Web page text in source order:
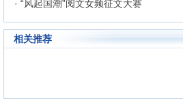
· “风起国潮”阅文女频征文大赛
相关推荐